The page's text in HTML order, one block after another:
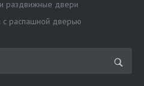
раздвижные двери
распашной дверью